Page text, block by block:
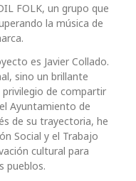
FOLK, un grupo que
la música de
es Javier Collado.
sino un brillante
privilegio de compartir
Ayuntamiento de
de su trayectoria, he
Social y el Trabajo
cultural para
pueblos.